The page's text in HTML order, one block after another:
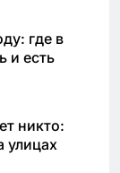
где в
и есть
никто:
улицах